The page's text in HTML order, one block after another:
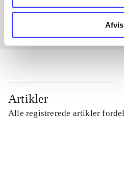
Afvis
Artikler
Alle registrerede artikler